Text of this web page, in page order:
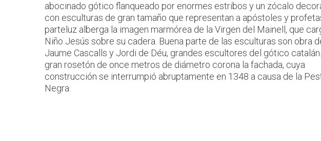
abocinado gótico flanqueado por enormes estribos y un zócalo
con esculturas de gran tamaño que representan a apóstoles y
parteluz alberga la imagen marmórea de la Virgen del Mainell, que
Niño Jesús sobre su cadera. Buena parte de las esculturas son obra
Jaume Cascalls y Jordi de Déu, grandes escultores del gótico
gran rosetón de once metros de diámetro corona la fachada, cuya
construcción se interrumpió abruptamente en 1348 a causa de la
Negra.